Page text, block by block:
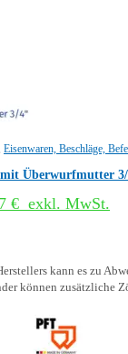
Eisenwaren, Beschläge,
Überwurfmutter 3/
€ exkl. MwSt.
kann es zu
können zusätzliche